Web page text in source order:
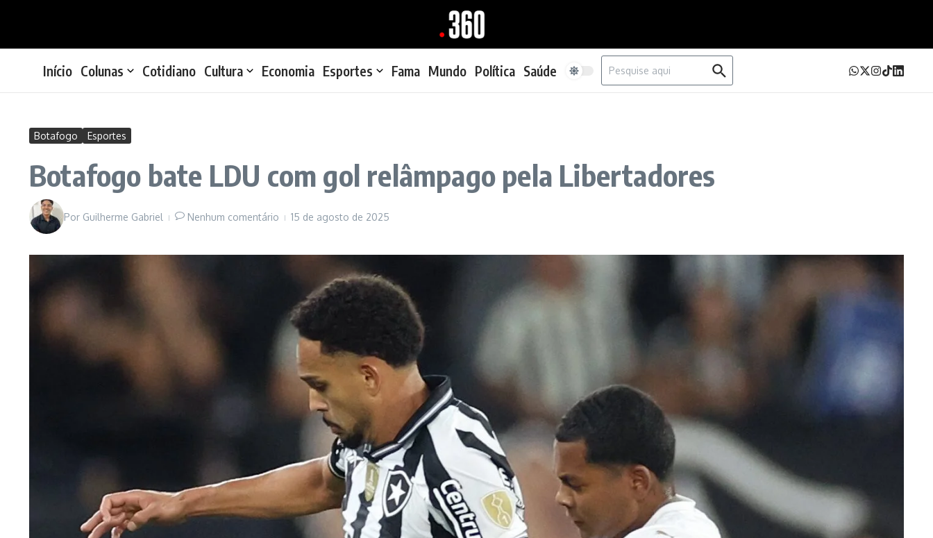
Início Colunas Cotidiano Cultura Economia Esportes Fama Mundo Política Saúde
Procurar por:
Botafogo Esportes
Botafogo bate LDU com gol relâmpago pela Libertadores
Por Guilherme Gabriel Nenhum comentário 15 de agosto de 2025